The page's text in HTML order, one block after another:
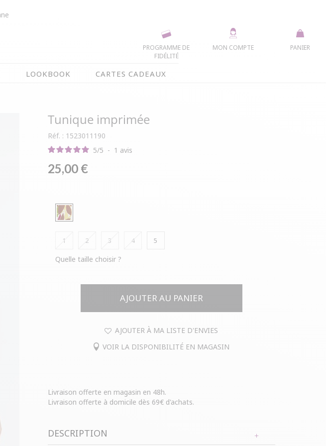
PANIER
MON COMPTE
PROGRAMME DE
FIDÉLITÉ
LOOKBOOK CARTES CADEAUX
ÉTÉ EN FLEURS
NOUVELLE COLLECTION
MEILLEURES VENTES
LES PRIX TOSCANE
Tunique imprimée
Réf. : 1523011190
5/5 - 1 avis
25,00 €
1 2 3 4 5
Quelle taille choisir ?
AJOUTER AU PANIER
AJOUTER À MA LISTE D'ENVIES
VOIR LA DISPONIBILITÉ EN MAGASIN
Livraison offerte en magasin en 48h.
Livraison offerte à domicile dès 69€ d'achats.
DESCRIPTION